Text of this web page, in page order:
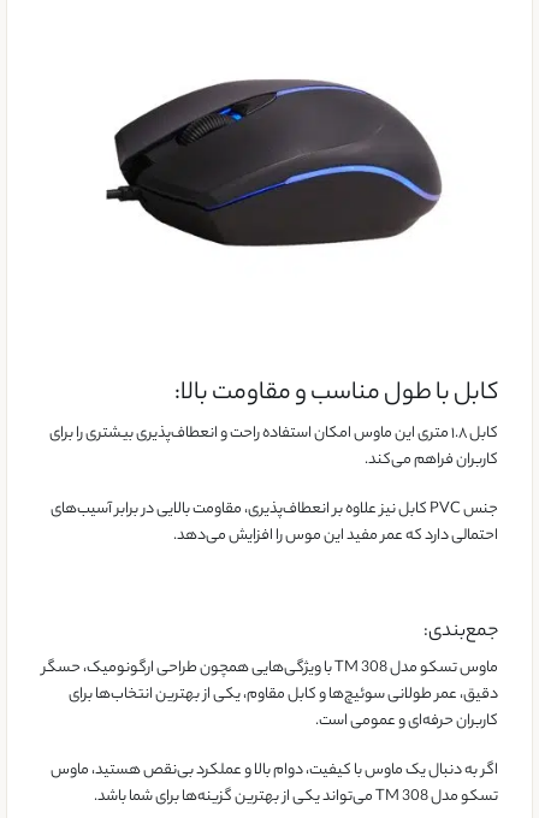
کابل با طول مناسب و مقاومت بالا:
کابل ۱.۸ متری این ماوس امکان استفاده راحت و انعطاف‌پذیری بیشتری را برای
کاربران فراهم می‌کند.
جنس PVC کابل نیز علاوه بر انعطاف‌پذیری، مقاومت بالایی در برابر آسیب‌های
احتمالی دارد که عمر مفید این موس را افزایش می‌دهد.
جمع‌بندی:
ماوس تسکو مدل TM 308 با ویژگی‌هایی همچون طراحی ارگونومیک، حسگر
دقیق، عمر طولانی سوئیچ‌ها و کابل مقاوم، یکی از بهترین انتخاب‌ها برای
کاربران حرفه‌ای و عمومی است.
اگر به دنبال یک ماوس با کیفیت، دوام بالا و عملکرد بی‌نقص هستید، ماوس
تسکو مدل TM 308 می‌تواند یکی از بهترین گزینه‌ها برای شما باشد.